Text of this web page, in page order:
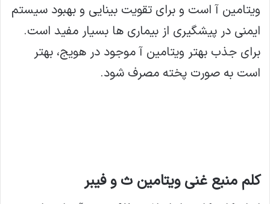
ویتامین آ است و برای تقویت بینایی و بهبود سیستم
ایمنی در پیشگیری از بیماری ها بسیار مفید است.
برای جذب بهتر ویتامین آ موجود در هویج، بهتر
است به صورت پخته مصرف شود.
کلم منبع غنی ویتامین ث و فیبر